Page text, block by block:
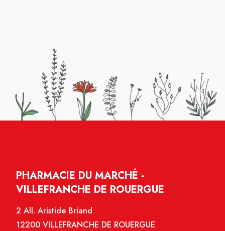
PHARMACIE DU MARCHÉ -
VILLEFRANCHE DE ROUERGUE
2 All. Aristide Briand
12200 VILLEFRANCHE DE ROUERGUE